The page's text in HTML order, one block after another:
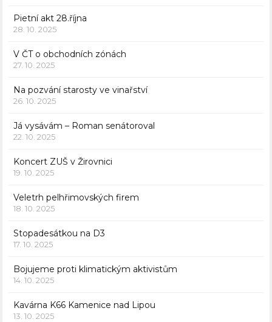
Pietní akt 28.října
28. 10. 2025
V ČT o obchodních zónách
27. 10. 2025
Na pozvání starosty ve vinařství
26. 10. 2025
Já vysávám – Roman senátoroval
22. 10. 2025
Koncert ZUŠ v Žirovnici
19. 10. 2025
Veletrh pelhřimovských firem
18. 10. 2025
Stopadesátkou na D3
17. 10. 2025
Bojujeme proti klimatickým aktivistům
14. 10. 2025
Kavárna K66 Kamenice nad Lipou
13. 10. 2025